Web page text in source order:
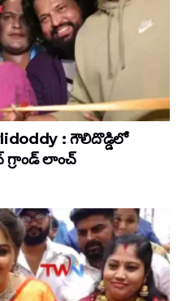
: గౌలిదొడ్డిలో
గ్రాండ్ లాంచ్